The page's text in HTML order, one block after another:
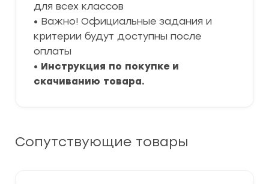
для всех классов
• Важно! Официальные задания и
критерии будут доступны после
оплаты
• Инструкция по покупке и
скачиванию товара.
Сопутствующие товары